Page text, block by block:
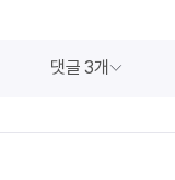
댓글 3개